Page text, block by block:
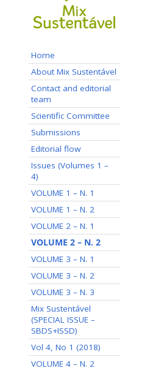
Home
About Mix Sustentável
Contact and editorial
team
Scientific Committee
Submissions
Editorial flow
Issues (Volumes 1 –
4)
VOLUME 1 – N. 1
VOLUME 1 – N. 2
VOLUME 2 – N. 1
VOLUME 2 – N. 2
VOLUME 3 – N. 1
VOLUME 3 – N. 2
VOLUME 3 – N. 3
Mix Sustentável
(SPECIAL ISSUE –
SBDS+ISSD)
Vol 4, No 1 (2018)
VOLUME 4 – N. 2